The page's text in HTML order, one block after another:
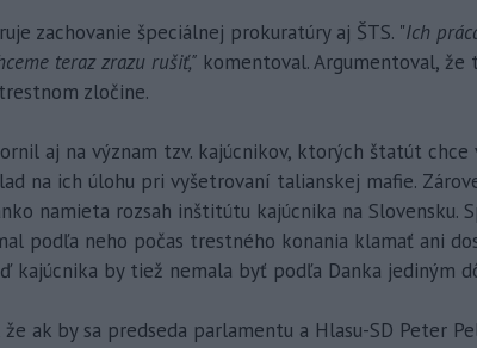
zachovanie špeciálnej prokuratúry aj ŠTS. "Ich
teraz zrazu rušiť," komentoval. Argumentoval,
zločine.
aj na význam tzv. kajúcnikov, ktorých štatút chce
na ich úlohu pri vyšetrovaní talianskej mafie.
namieta rozsah inštitútu kajúcnika na Slovensku.
podľa neho počas trestného konania klamať ani
kajúcnika by tiež nemala byť podľa Danka jediným
že ak by sa predseda parlamentu a Hlasu-SD Peter